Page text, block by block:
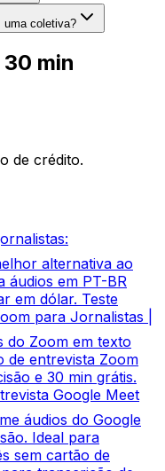
uma coletiva?
min
de crédito.
alternativa ao
áudios em PT-BR
em dólar. Teste
para Jornalistas |
do Zoom em texto
de entrevista Zoom
e 30 min grátis.
Google Meet
áudios do Google
Ideal para
sem cartão de